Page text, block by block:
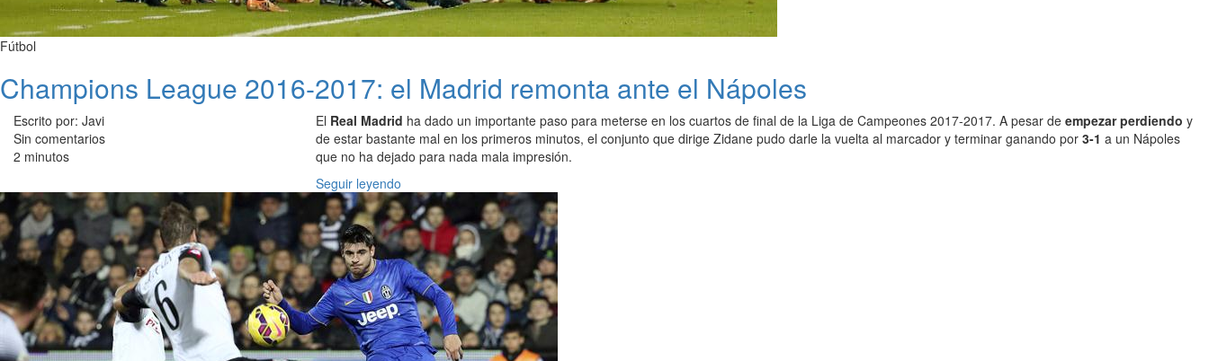
Fútbol
Champions League 2016-2017: el Madrid remonta ante el Nápoles
Escrito por: Javi
Sin comentarios
2 minutos
El Real Madrid ha dado un importante paso para meterse en los cuartos de final de la Liga de Campeones 2017-2017. A pesar de empezar perdiendo y
de estar bastante mal en los primeros minutos, el conjunto que dirige Zidane pudo darle la vuelta al marcador y terminar ganando por 3-1 a un Nápoles
que no ha dejado para nada mala impresión.
Seguir leyendo